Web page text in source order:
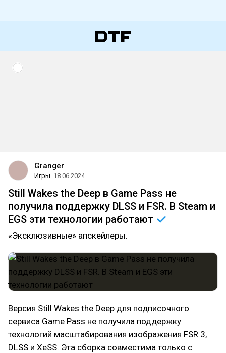
Granger
Игры 18.06.2024
Still Wakes the Deep в Game Pass не
получила поддержку DLSS и FSR. В Steam и
EGS эти технологии работают
«Эксклюзивные» апскейлеры.
Версия Still Wakes the Deep для подписочного
сервиса Game Pass не получила поддержку
технологий масштабирования изображения FSR 3,
DLSS и XeSS. Эта сборка совместима только с